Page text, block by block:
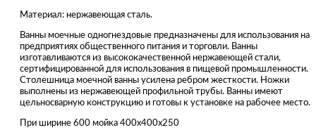
Материал: нержавеющая сталь.
Ванны моечные одногнездовые предназначены для использования на
предприятиях общественного питания и торговли. Ванны
изготавливаются из высококачественной нержавеющей стали,
сертифицированной для использования в пищевой промышленности.
Столешница моечной ванны усилена ребром жесткости. Ножки
выполнены из нержавеющей профильной трубы. Ванны имеют
цельносварную конструкцию и готовы к установке на рабочее место.
При ширине 600 мойка 400х400х250